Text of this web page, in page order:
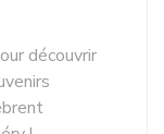
découvrir